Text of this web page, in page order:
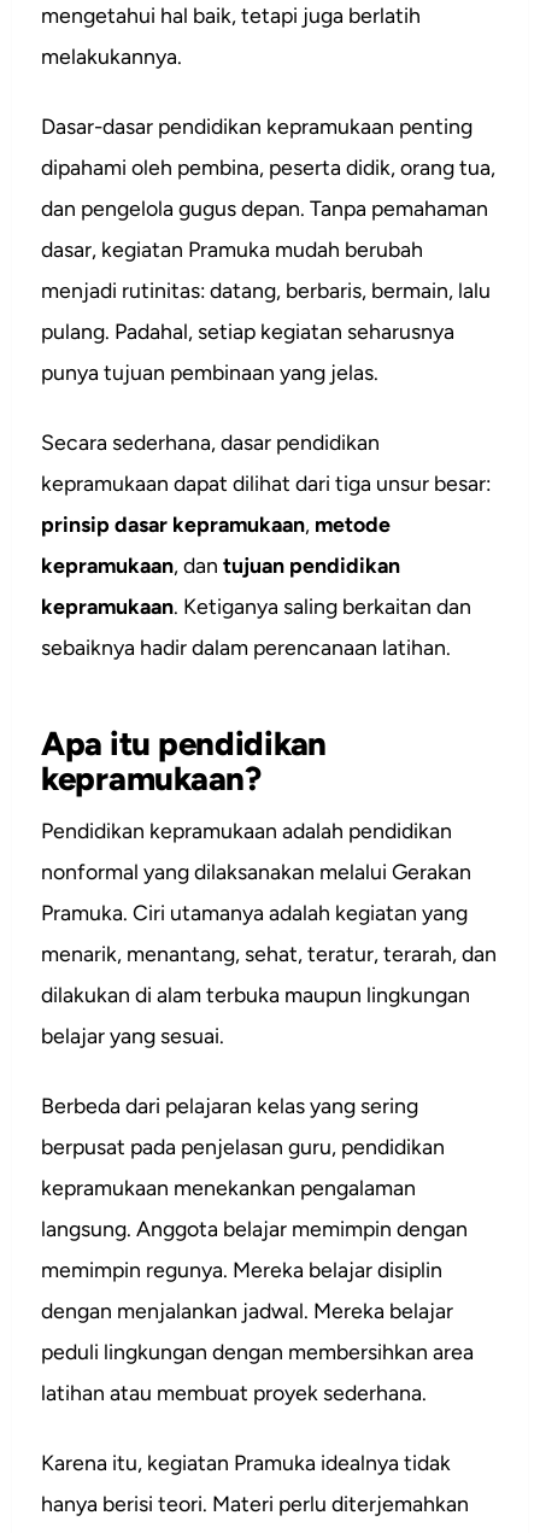
mengetahui hal baik, tetapi juga berlatih
melakukannya.
Dasar-dasar pendidikan kepramukaan penting
dipahami oleh pembina, peserta didik, orang tua,
dan pengelola gugus depan. Tanpa pemahaman
dasar, kegiatan Pramuka mudah berubah
menjadi rutinitas: datang, berbaris, bermain, lalu
pulang. Padahal, setiap kegiatan seharusnya
punya tujuan pembinaan yang jelas.
Secara sederhana, dasar pendidikan
kepramukaan dapat dilihat dari tiga unsur besar:
prinsip dasar kepramukaan, metode
kepramukaan, dan tujuan pendidikan
kepramukaan. Ketiganya saling berkaitan dan
sebaiknya hadir dalam perencanaan latihan.
Apa itu pendidikan
kepramukaan?
Pendidikan kepramukaan adalah pendidikan
nonformal yang dilaksanakan melalui Gerakan
Pramuka. Ciri utamanya adalah kegiatan yang
menarik, menantang, sehat, teratur, terarah, dan
dilakukan di alam terbuka maupun lingkungan
belajar yang sesuai.
Berbeda dari pelajaran kelas yang sering
berpusat pada penjelasan guru, pendidikan
kepramukaan menekankan pengalaman
langsung. Anggota belajar memimpin dengan
memimpin regunya. Mereka belajar disiplin
dengan menjalankan jadwal. Mereka belajar
peduli lingkungan dengan membersihkan area
latihan atau membuat proyek sederhana.
Karena itu, kegiatan Pramuka idealnya tidak
hanya berisi teori. Materi perlu diterjemahkan